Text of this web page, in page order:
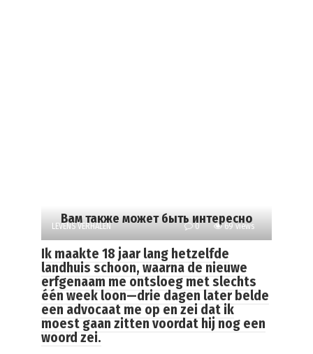
Вам также может быть интересно
LEVENS VERHALEN 0 69 views
Ik maakte 18 jaar lang hetzelfde
landhuis schoon, waarna de nieuwe
erfgenaam me ontsloeg met slechts
één week loon—drie dagen later belde
een advocaat me op en zei dat ik
moest gaan zitten voordat hij nog een
woord zei.